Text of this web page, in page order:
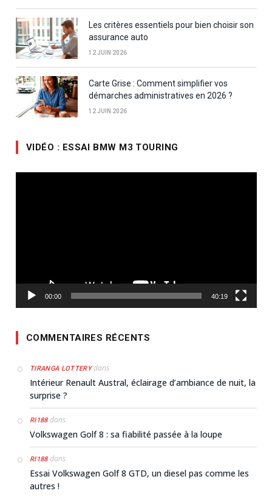
Les critères essentiels pour bien choisir son
assurance auto
12 JUIN 2026
Carte Grise : Comment simplifier vos
démarches administratives en 2026 ?
12 JUIN 2026
VIDÉO : ESSAI BMW M3 TOURING
00:00 40:19
COMMENTAIRES RÉCENTS
TIRANGA LOTTERYdans
Intérieur Renault Austral, éclairage d’ambiance de nuit, la
surprise ?
RI188dans
Volkswagen Golf 8 : sa fiabilité passée à la loupe
RI188dans
Essai Volkswagen Golf 8 GTD, un diesel pas comme les
autres !